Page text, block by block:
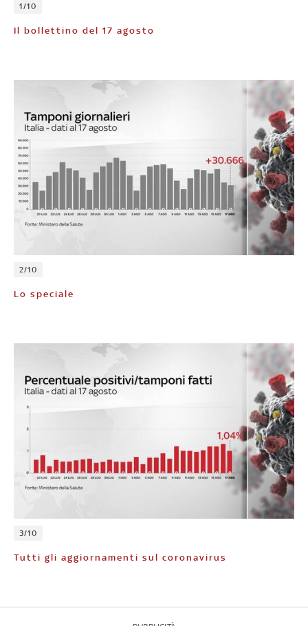
1/10
Il bollettino del 17 agosto
2/10
Lo speciale
3/10
Tutti gli aggiornamenti sul coronavirus